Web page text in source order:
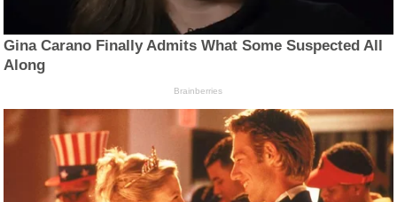
Gina Carano Finally Admits What Some Suspected All
Along
Brainberries